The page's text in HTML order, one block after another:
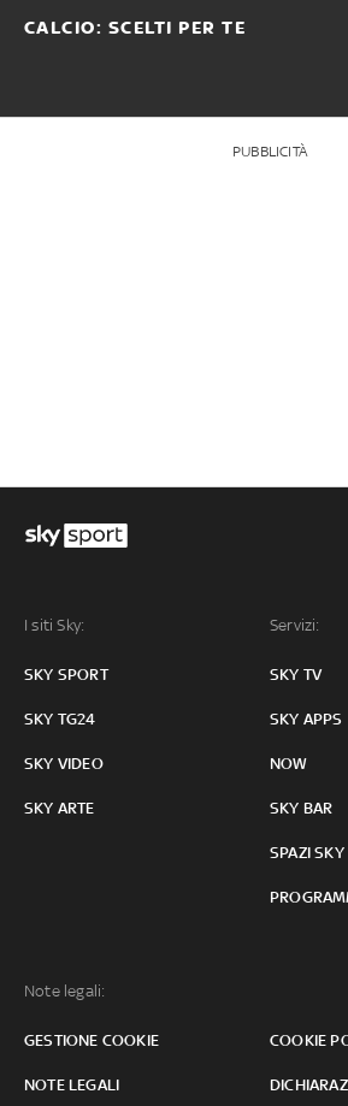
CALCIO: SCELTI PER TE
PUBBLICITÀ
I siti Sky:
SKY SPORT
SKY TG24
SKY VIDEO
SKY ARTE
Servizi:
SKY TV
SKY APPS
NOW
SKY BAR
SPAZI SKY
Note legali:
GESTIONE COOKIE COOKIE
NOTE LEGALI